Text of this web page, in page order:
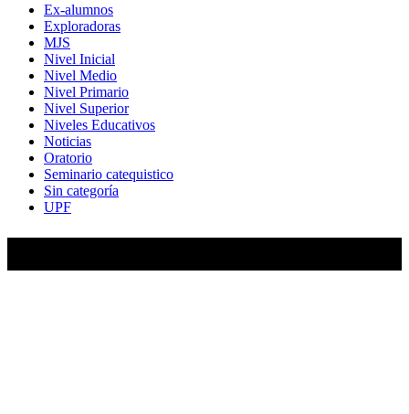
Ex-alumnos
Exploradoras
MJS
Nivel Inicial
Nivel Medio
Nivel Primario
Nivel Superior
Niveles Educativos
Noticias
Oratorio
Seminario catequistico
Sin categoría
UPF